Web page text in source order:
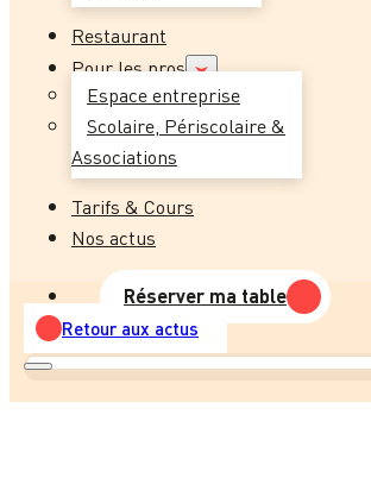
Restaurant
Pour les pros
Espace entreprise
Scolaire, Périscolaire &
Associations
Tarifs & Cours
Nos actus
Réserver ma table
Retour aux actus